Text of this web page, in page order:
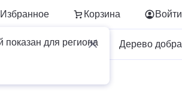
Избранное Корзина
показан для региона
Войти
Для бизнеса Дерево добра